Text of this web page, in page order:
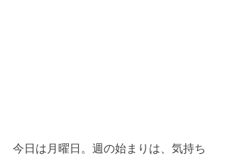
今日は月曜日。週の始まりは、気持ち